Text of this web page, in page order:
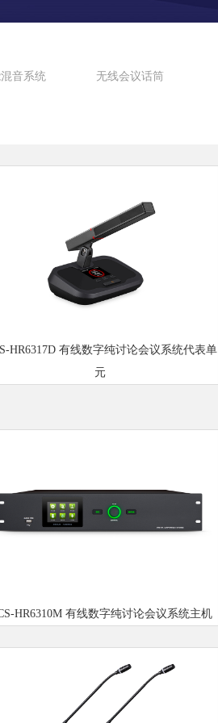
音系统 无线会议话筒
HR6317D 有线数字纯讨论会议系统代表单
元
HR6310M 有线数字纯讨论会议系统主机